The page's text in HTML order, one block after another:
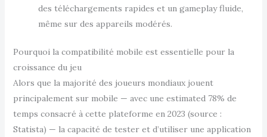
des téléchargements rapides et un gameplay fluide,
même sur des appareils modérés.
Pourquoi la compatibilité mobile est essentielle pour la
croissance du jeu
Alors que la majorité des joueurs mondiaux jouent
principalement sur mobile — avec une estimated 78% de
temps consacré à cette plateforme en 2023 (source :
Statista) — la capacité de tester et d’utiliser une application